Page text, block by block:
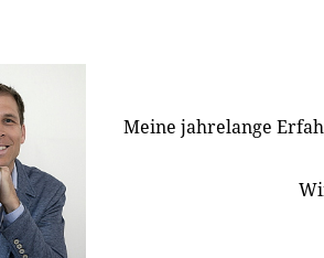
Meine jahrelange